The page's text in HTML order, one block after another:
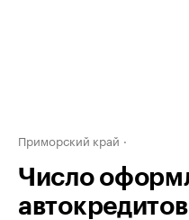
Приморский край
Число